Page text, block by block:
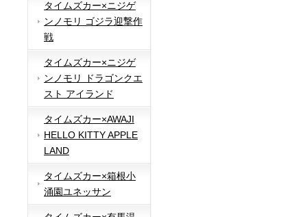
タイムズカー×ニジゲ
ンノモリ ゴジラ迎撃作
戦
タイムズカー×ニジゲ
ンノモリ ドラゴンクエ
スト アイランド
タイムズカー×AWAJI
HELLO KITTY APPLE
LAND
タイムズカー×箱根小
涌園ユネッサン